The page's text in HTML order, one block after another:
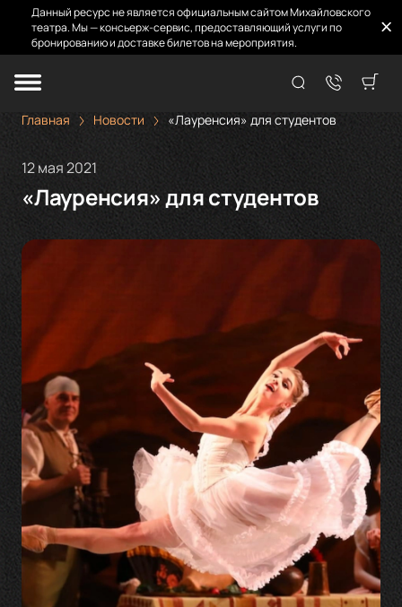
Данный ресурс не является официальным сайтом Михайловского
театра. Мы — консьерж-сервис, предоставляющий услуги по
бронированию и доставке билетов на мероприятия.
Главная Новости «Лауренсия» для студентов
12 мая 2021
«Лауренсия» для студентов